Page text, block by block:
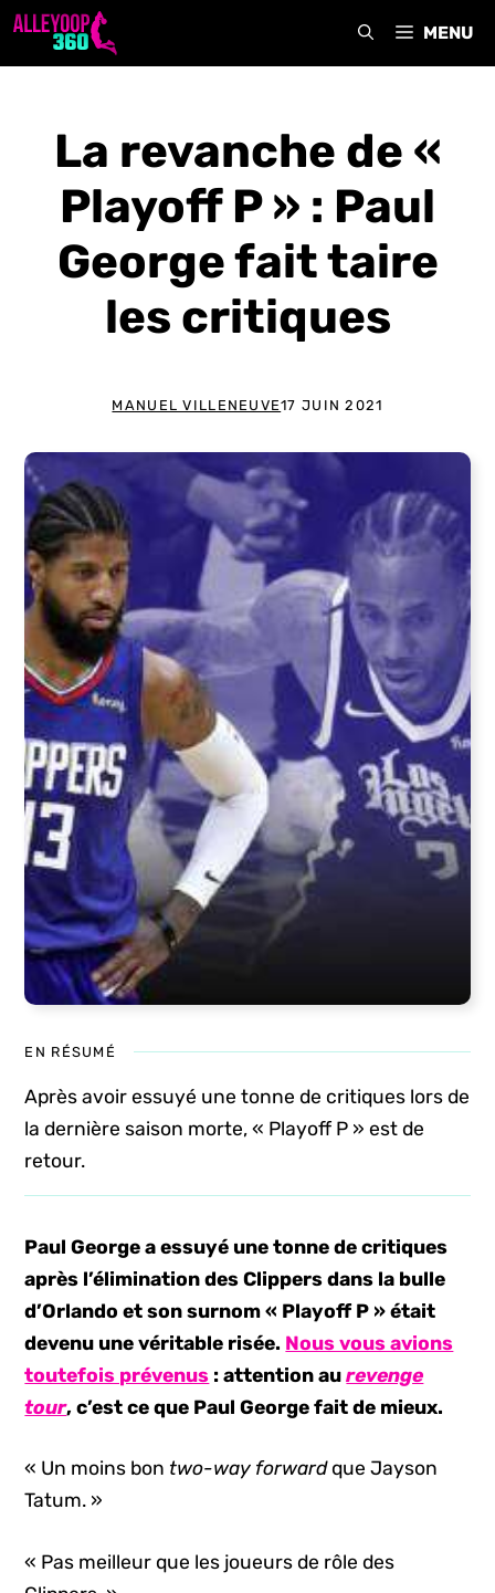
Aller
MENU
La revanche de «
Playoff P » : Paul
George fait taire
les critiques
MANUEL VILLENEUVE17 JUIN 2021
EN RÉSUMÉ
Après avoir essuyé une tonne de critiques lors de
la dernière saison morte, « Playoff P » est de
retour.
Paul George a essuyé une tonne de critiques
après l’élimination des Clippers dans la bulle
d’Orlando et son surnom « Playoff P » était
devenu une véritable risée. Nous vous avions
toutefois prévenus : attention aurevenge
tour, c’est ce que Paul George fait de mieux.
« Un moins bon two-way forwardque Jayson
Tatum. »
« Pas meilleur que les joueurs de rôle des